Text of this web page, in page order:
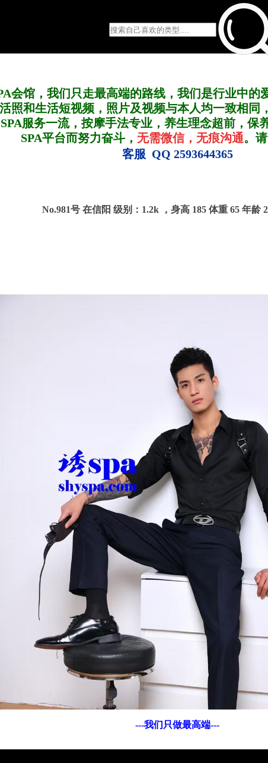
会馆，我们只走最高端的路线，我们是行业中的
照和生活短视频，照片及视频与本人均一致相
服务一流，按摩手法专业，养生理念超前，保
SPA平台而努力奋斗， 无需微信，无痕沟通。
客服 QQ 2593644365
No.981号 在信阳 级别：1.2k ， 身高 185 体重 65 年龄
---我们只做最高端---